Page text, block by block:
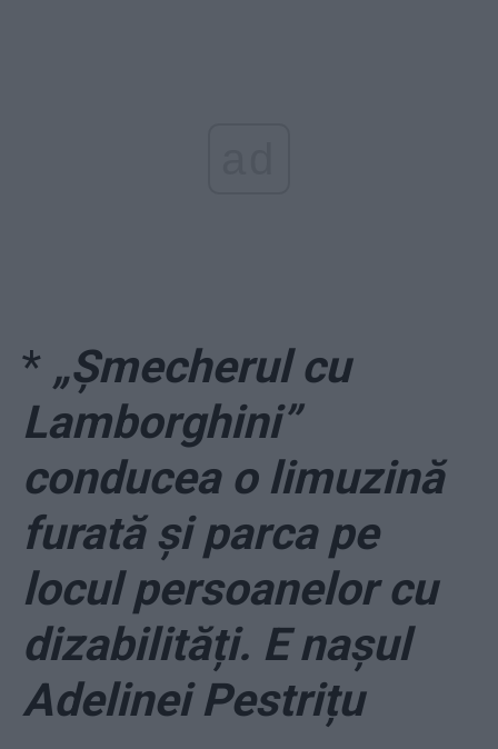
* „Șmecherul cu
Lamborghini”
conducea o limuzină
furată și parca pe
locul persoanelor cu
dizabilități. E nașul
Adelinei Pestrițu